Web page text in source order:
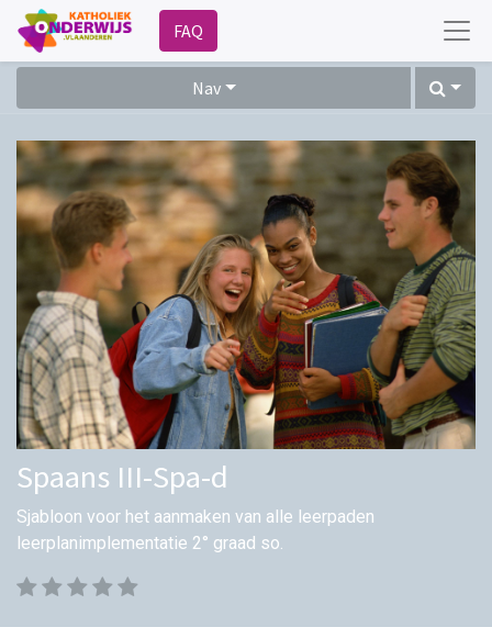
FAQ
Nav
Spaans III-Spa-d
Sjabloon voor het aanmaken van alle leerpaden
leerplanimplementatie 2° graad so.